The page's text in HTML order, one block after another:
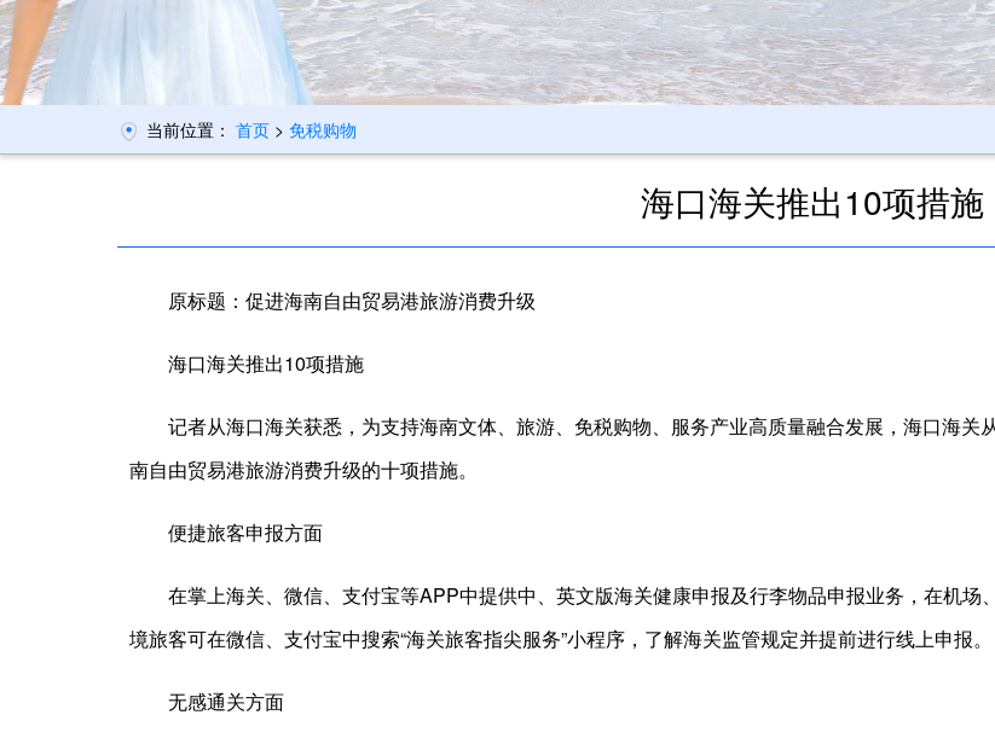
当前位置： 首页 > 免税购物
海口海关推出10项措施
原标题：促进海南自由贸易港旅游消费升级
海口海关推出10项措施
记者从海口海关获悉，为支持海南文体、旅游、免税购物、服务产业高质量融合发展，海口海
南自由贸易港旅游消费升级的十项措施。
便捷旅客申报方面
在掌上海关、微信、支付宝等APP中提供中、英文版海关健康申报及行李物品申报业务，在机
境旅客可在微信、支付宝中搜索“海关旅客指尖服务”小程序，了解海关监管规定并提前进行线上申报。
无感通关方面